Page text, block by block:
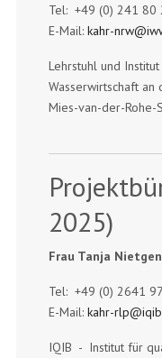
Tel: +49 (0) 241 80
E-Mail:kahr-
Lehrstuhl und
Wasserwirtschaft an
Mies-van-der-Rohe-
2025)
Frau Tanja Nietgen
Tel: +49 (0) 2641
E-Mail:kahr-
IQIB - Institut für